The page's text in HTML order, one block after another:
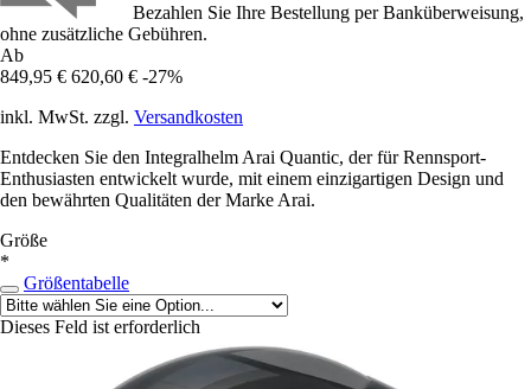
Bezahlen Sie Ihre Bestellung per Banküberweisung,
ohne zusätzliche Gebühren.
Ab
849,95 € 620,60 € -27%
inkl. MwSt. zzgl. Versandkosten
Entdecken Sie den Integralhelm Arai Quantic, der für Rennsport-
Enthusiasten entwickelt wurde, mit einem einzigartigen Design und
den bewährten Qualitäten der Marke Arai.
Größe
*
Größentabelle
Dieses Feld ist erforderlich